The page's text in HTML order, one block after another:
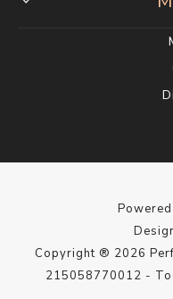
Copyright ® 2026
215058770012 -